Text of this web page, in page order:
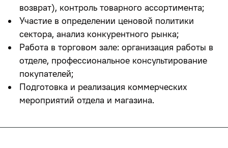
возврат), контроль товарного ассортимента;
Участие в определении ценовой политики
сектора, анализ конкурентного рынка;
Работа в торговом зале: организация работы в
отделе, профессиональное консультирование
покупателей;
Подготовка и реализация коммерческих
мероприятий отдела и магазина.